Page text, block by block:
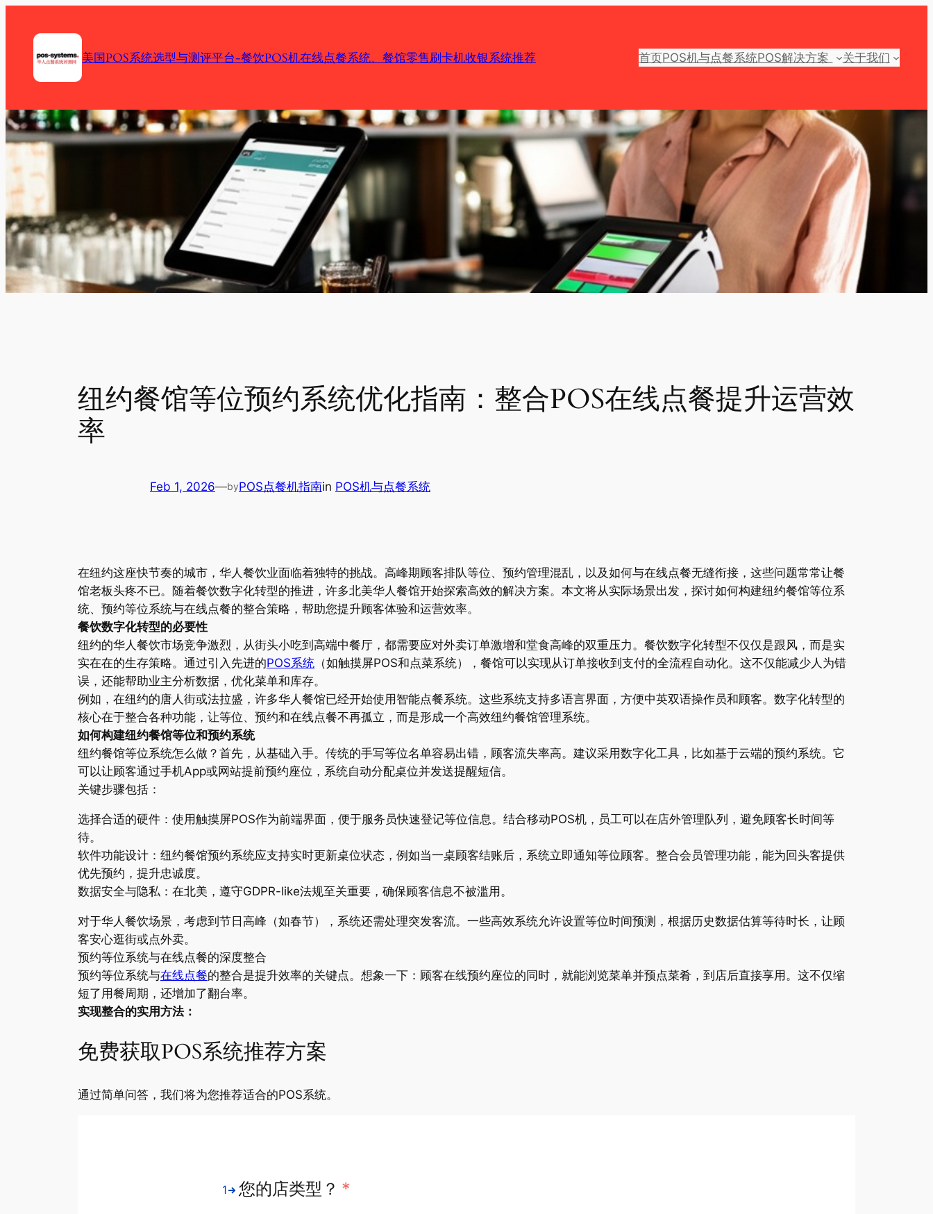
content
美国POS系统选型与测评平台-餐饮POS机在线点餐系统、餐馆零售刷卡机收银系统推荐 首页POS机与点餐系统POS解决方案 关于我们
纽约餐馆等位预约系统优化指南：整合POS在线点餐提升运营效
率
Feb 1, 2026—byPOS点餐机指南in POS机与点餐系统
在纽约这座快节奏的城市，华人餐饮业面临着独特的挑战。高峰期顾客排队等位、预约管理混乱，以及如何与在线点餐无缝衔接，这些问题常常让餐
馆老板头疼不已。随着餐饮数字化转型的推进，许多北美华人餐馆开始探索高效的解决方案。本文将从实际场景出发，探讨如何构建纽约餐馆等位系
统、预约等位系统与在线点餐的整合策略，帮助您提升顾客体验和运营效率。
餐饮数字化转型的必要性
纽约的华人餐饮市场竞争激烈，从街头小吃到高端中餐厅，都需要应对外卖订单激增和堂食高峰的双重压力。餐饮数字化转型不仅仅是跟风，而是实
实在在的生存策略。通过引入先进的POS系统 （如触摸屏POS和点菜系统），餐馆可以实现从订单接收到支付的全流程自动化。这不仅能减少人为错
误，还能帮助业主分析数据，优化菜单和库存。
例如，在纽约的唐人街或法拉盛，许多华人餐馆已经开始使用智能点餐系统。这些系统支持多语言界面，方便中英双语操作员和顾客。数字化转型的
核心在于整合各种功能，让等位、预约和在线点餐不再孤立，而是形成一个高效纽约餐馆管理系统。
如何构建纽约餐馆等位和预约系统
纽约餐馆等位系统怎么做？首先，从基础入手。传统的手写等位名单容易出错，顾客流失率高。建议采用数字化工具，比如基于云端的预约系统。它
可以让顾客通过手机App或网站提前预约座位，系统自动分配桌位并发送提醒短信。
关键步骤包括：
选择合适的硬件：使用触摸屏POS作为前端界面，便于服务员快速登记等位信息。结合移动POS机，员工可以在店外管理队列，避免顾客长时间等
待。
软件功能设计：纽约餐馆预约系统应支持实时更新桌位状态，例如当一桌顾客结账后，系统立即通知等位顾客。整合会员管理功能，能为回头客提供
优先预约，提升忠诚度。
数据安全与隐私：在北美，遵守GDPR-like法规至关重要，确保顾客信息不被滥用。
对于华人餐饮场景，考虑到节日高峰（如春节），系统还需处理突发客流。一些高效系统允许设置等位时间预测，根据历史数据估算等待时长，让顾
客安心逛街或点外卖。
预约等位系统与在线点餐的深度整合
预约等位系统与在线点餐的整合是提升效率的关键点。想象一下：顾客在线预约座位的同时，就能浏览菜单并预点菜肴，到店后直接享用。这不仅缩
短了用餐周期，还增加了翻台率。
实现整合的实用方法：
免费获取POS系统推荐方案
通过简单问答，我们将为您推荐适合的POS系统。
1 您的店类型？ *